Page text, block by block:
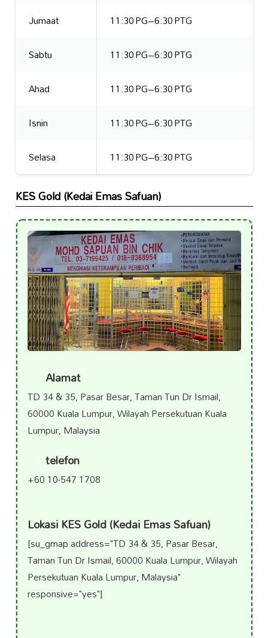
Jumaat
11:30 PG–6:30 PTG
Sabtu
11:30 PG–6:30 PTG
Ahad
11:30 PG–6:30 PTG
Isnin
11:30 PG–6:30 PTG
Selasa
11:30 PG–6:30 PTG
KES Gold (Kedai Emas Safuan)
Alamat
TD 34 & 35, Pasar Besar, Taman Tun Dr Ismail,
60000 Kuala Lumpur, Wilayah Persekutuan Kuala
Lumpur, Malaysia
telefon
+60 10-547 1708
Lokasi KES Gold (Kedai Emas Safuan)
[su_gmap address="TD 34 & 35, Pasar Besar,
Taman Tun Dr Ismail, 60000 Kuala Lumpur, Wilayah
Persekutuan Kuala Lumpur, Malaysia"
responsive="yes"]